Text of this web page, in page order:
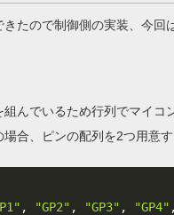
たので制御側の実装、今回
んでいるため行列でマイ
合、ピンの配列を2つ用意
, "GP2" , "GP3" , "GP4" ,